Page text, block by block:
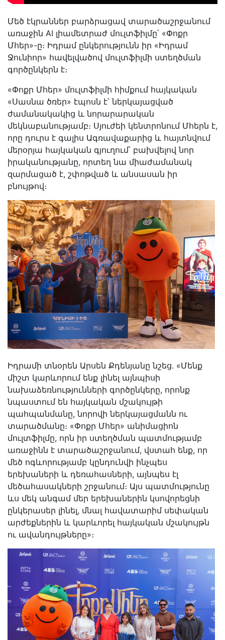
Մեծ էկրաններ բարձրացավ տարածաշրջանում
առաջին AI լիամետրաժ մուլտֆիլմը՝ «Փոքր
Մհեր»-ը։ Իդրամ ընկերությունն իր «Իդրամ
Ջունիոր» հավելվածով մուլտֆիլմի ստեղծման
գործընկերն է։
«Փոքր Մհեր» մուլտֆիլմի հիմքում հայկական
«Սասնա ծռեր» էպոսն է՝ ներկայացված
ժամանակակից և նորարարական
մեկնաբանությամբ։ Սյուժեի կենտրոնում Մհերն է,
որը դուրս է գալիս Ագռավաքարից և հայտնվում
մերօրյա հայկական գյուղում՝ բախվելով նոր
իրականությանը, որտեղ նա միաժամանակ
զարմացած է, շփոթված և անսասան իր
բնույթով։
Իդրամի տնօրեն Արսեն Քդենյանը նշեց․ «Մենք
միշտ կարևորում ենք լինել այնպիսի
նախաձեռնությունների գործընկերը, որոնք
նպաստում են հայկական մշակույթի
պահպանմանը, նորովի ներկայացմանն ու
տարածմանը։ «Փոքր Մհեր» անիմացիոն
մուլտֆիլմը, որն իր ստեղծման պատմությամբ
առաջինն է տարածաշրջանում, վստահ ենք, որ
մեծ ոգևորությամբ կընդունվի ինչպես
երեխաների և դեռահասների, այնպես էլ
մեծահասակների շրջանում։ Այս պատմությունը
ևս մեկ անգամ մեր երեխաներին կսովորեցնի
ընկերասեր լինել, մնալ հավատարիմ սեփական
արժեքներին և կարևորել հայկական մշակույթն
ու ավանդույթները»։